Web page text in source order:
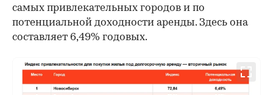
самых привлекательных городов и по
потенциальной доходности аренды. Здесь она
составляет 6,49% годовых.